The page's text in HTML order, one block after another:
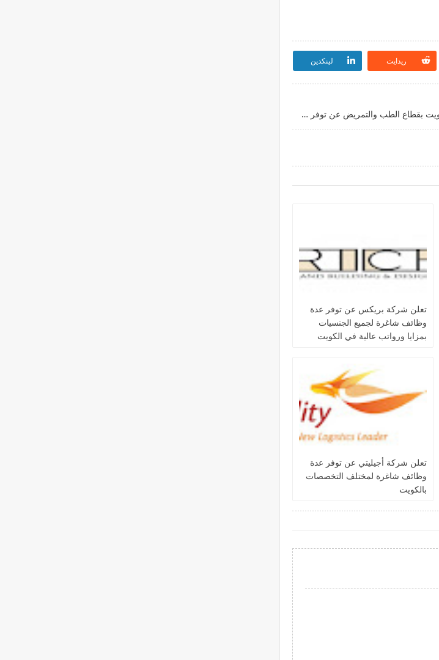
ريدايت لينكدين
تعلن مستشفي الكويت بقطاع الطب والتمريض عن توفر عدة وظائف شاغرة لجميع الجنسيات
تعلن شركة بريكس عن توفر عدة
وظائف شاغرة لجميع الجنسيات
بمزايا ورواتب عالية في الكويت
تعلن شركة أجيليتي عن توفر عدة
وظائف شاغرة لمختلف التخصصات
بالكويت